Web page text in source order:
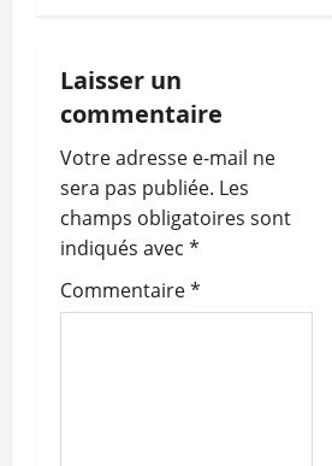
a
t
i
o
n
d
Laisser un
commentaire
Votre adresse e-mail ne
sera pas publiée. Les
champs obligatoires sont
indiqués avec *
Commentaire*